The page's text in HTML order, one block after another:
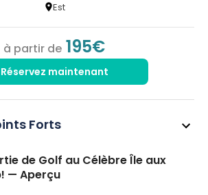
Est
à partir de 195€
Réservez maintenant
Forts
de Golf au Célèbre Île aux
— Aperçu